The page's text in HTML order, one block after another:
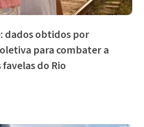
dados obtidos por
para combater a
do Rio